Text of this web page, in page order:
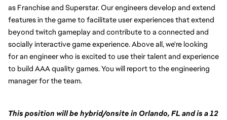
as Franchise and Superstar. Our engineers develop and extend
features in the game to facilitate user experiences that extend
beyond twitch gameplay and contribute to a connected and
socially interactive game experience. Above all, we're looking
for an engineer who is excited to use their talent and experience
to build AAA quality games. You will report to the engineering
manager for the team.
This position will be hybrid/onsite in Orlando, FL and is a 12